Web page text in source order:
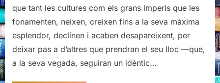
rei,
Dave
Eggers
que tant les cultures com els grans imperis que les
fonamenten, neixen, creixen fins a la seva màxima
esplendor, declinen i acaben desapareixent, per
deixar pas a d’altres que prendran el seu lloc —que,
a la seva vegada, seguiran un idèntic…